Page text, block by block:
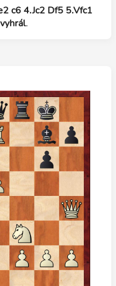
c6 4.Jc2 Df5 5.Vfc1
.